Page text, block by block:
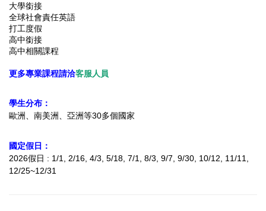
大學銜接
全球社會責任英語
打工度假
高中銜接
高中相關課程
更多專業課程請洽客服人員
學生分布：
歐洲、南美洲、亞洲等30多個國家
國定假日：
2026假日 : 1/1, 2/16, 4/3, 5/18, 7/1, 8/3, 9/7, 9/30, 10/12, 11/11,
12/25~12/31